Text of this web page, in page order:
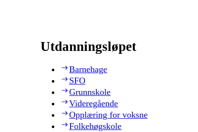
Utdanningsløpet
Barnehage
SFO
Grunnskole
Videregående
Opplæring for voksne
Folkehøgskole